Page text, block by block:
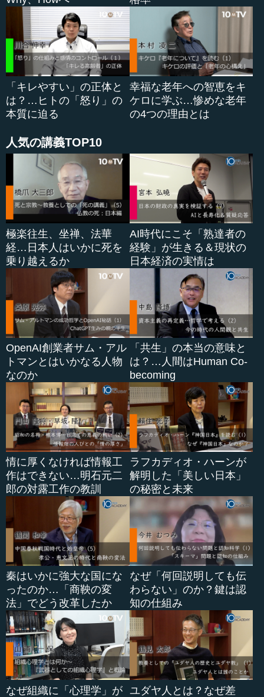
るものではないですし、学校は開校したスタート地点にい
るにすぎませんが、ここにあるのはやはり失敗しても諦め
ず、はい上がってきた結果です。これは誰にでも当てはま
ることでしょう。
手を替え品を替え、もしかしたら全然違うビジネスにな
ってしまうかもしれないけれども、それでもやり続けてい
くということです。チームを変えてみたり、他のチームに
ジョインしたり、と色々なやり方があります。これからは
代でしょう。
今存在する企業の中で、今と同じことをやっていて20年
後に存在できる会社は、おそらく一つもないと思います。
ですから、本当に変わり続けられる企業・組織体に所属し
て自分も変化の一部になるか、自らが飛び出...
「キレやすい」の正体と
は？…ヒトの「怒り」の
本質に迫る
幸福な老年への智恵をキ
ケロに学ぶ…惨めな老年
の4つの理由とは
人気の講義TOP10
極楽往生、坐禅、法華
経…日本人はいかに死を
乗り越えるか
AI時代にこそ「熟達者の
経験」が生きる＆現状の
日本経済の実情は
OpenAI創業者サム・アル
トマンとはいかなる人物
なのか
「共生」の本当の意味と
は？…人間はHuman Co-
becoming
情に厚くなければ情報工
作はできない…明石元二
郎の対露工作の教訓
ラフカディオ・ハーンが
解明した「美しい日本」
の秘密と未来
秦はいかに強大な国にな
ったのか…「商鞅の変
法」でどう改革したか
なぜ「何回説明しても伝
わらない」のか？鍵は認
知の仕組み
なぜ組織に「心理学」が ユダヤ人とは？なぜ差